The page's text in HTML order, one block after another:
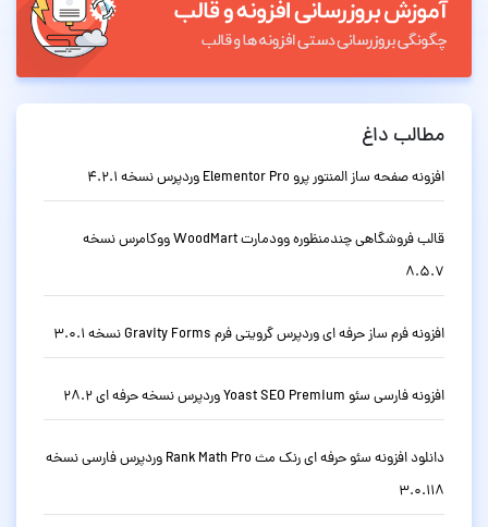
مطالب داغ
افزونه صفحه ساز المنتور پرو Elementor Pro وردپرس نسخه 4.2.1
قالب فروشگاهی چندمنظوره وودمارت WoodMart ووکامرس نسخه
8.5.7
افزونه فرم ساز حرفه ای وردپرس گرویتی فرم Gravity Forms نسخه 3.0.1
افزونه فارسی سئو Yoast SEO Premium وردپرس نسخه حرفه ای 28.2
دانلود افزونه سئو حرفه ای رنک مث Rank Math Pro وردپرس فارسی نسخه
3.0.118